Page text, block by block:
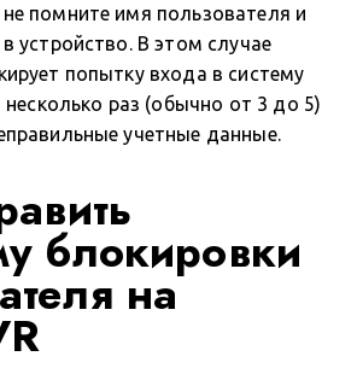
помните имя пользователя и
устройство. В этом случае
попытку входа в систему
несколько раз (обычно от 3 до 5)
учетные данные.
блокировки
на